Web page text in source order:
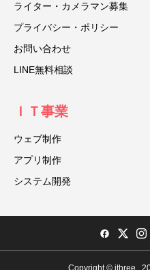
ライター・カメラマン募集
プライバシー・ポリシー
お問い合わせ
LINE無料相談
ＩＴ事業
ウェブ制作
アプリ制作
システム開発
Copyright © ithree ,